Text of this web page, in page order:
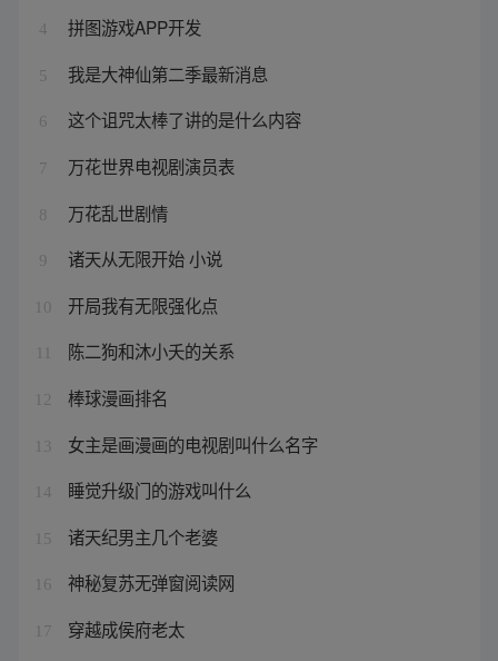
4 拼图游戏APP开发
5 我是大神仙第二季最新消息
6 这个诅咒太棒了讲的是什么内容
7 万花世界电视剧演员表
8 万花乱世剧情
9 诸天从无限开始 小说
10 开局我有无限强化点
陈二狗和沐小夭的关系
12 棒球漫画排名
13 女主是画漫画的电视剧叫什么名字
14 睡觉升级门的游戏叫什么
15 诸天纪男主几个老婆
16 神秘复苏无弹窗阅读网
17 穿越成侯府老太